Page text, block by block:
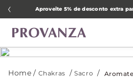
Aproveite 5% de desconto extra
Chakras Sacro